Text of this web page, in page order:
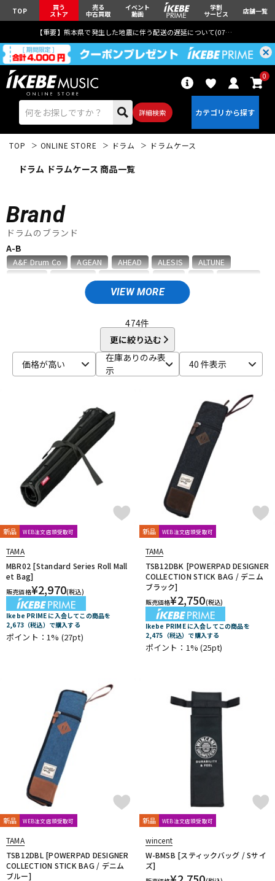
TOP 買う
ストア
売る
中古買取
イベント
動画
学割
サービス 店舗一覧
【重要】熊本県で発生した地震に伴う配送の遅延について(07月29日
詳細検索
0
エレキギター
ベース ウクレレ
パーカッション
アンプ エフェクター
DJ機器 DTM
DTM オンライン納品 レコーディング機器
配信/ライブ機器 楽器アクセサリ
中古 ヴィンテージ
TOP ONLINE STORE ドラム ドラムケース
ドラム ドラムケース 商品一覧
Brand
ドラムのブランド
VIEW MORE
A-B
A&F Drum Co AGEAN AHEAD ALESIS
ALTUNE
basiner BASS DRUM O's
Beato
BIG FAT SNARE DRUM
BONNEY DRUM JAPAN
Brush Fire
CANOPUS COO design Craig Lauritsen
Craviotto
CYMBAG
CYMPAD Daiking Corporation
DANMAR
DRUMMERS TOP TEAM Dunnett dw
ECO MUSIC Ellis Cymbal emjmod
Evetts Drum Company
Funch Cymbals
GATOR
Gibraltar GOSTRAY
GrooveTech Tools
Grover Pro Percussion GRUV-X
HUDSON MUSIC
Ikebe Original
Inami Custom Drums
Innovative Percussion
JOE MONTINERI
JOHNNY RABB DRUMSTICKS
Kentville Drums
KEPLINGER DRUMS Kick Block
Kikutani
kitano
KORG
L-N
LERNI LOS CABOS LP Ludwig MAPEX
Masterwork
MATT BETTIS
MAXTONE MEDELI MEINL MONO
NATAL
Negi Drums
OFFWORLD Percussion ONETONE
oruga
Overtone Labs
PACKEN Pad Corporation
PAiSTe
pdp by DW
Pearl PORK PIE
Pro Logix
Pro-mark
Protection Racket
puresound percussion
Regal Tip
Revolution Drum
riddim
RimRiser Ring-O
ROC-N-SOC
Rogers
ROHEMA R-TOM SABIAN
SAKAE DRUMS
SAKAE OSAKA HERITAGE
Schlagwerk Percussion
SJC Custom Drums
SlapKlatz
Slingerland SONOR SPINBAL
SPIZZICHINO
Super Light
474件
更に絞り込む
価格が高い
在庫ありのみ表
示
40 件表示
新品 WEB注文店頭受取可
TAMA
MBR02 [Standard Series Roll Mall
et Bag]
販売価格¥2,970(税込)
Ikebe PRIME に入会してこの商品を
2,673（税込）で購入する
ポイント：1% (27pt)
新品 WEB注文店頭受取可
TAMA
TSB12DBK [POWERPAD DESIGNER
COLLECTION STICK BAG / デニム
ブラック]
販売価格¥2,750(税込)
Ikebe PRIME に入会してこの商品を
2,475（税込）で購入する
ポイント：1%(25pt)
新品 WEB注文店頭受取可
TAMA
TSB12DBL [POWERPAD DESIGNER
COLLECTION STICK BAG / デニム
ブルー]
新品 WEB注文店頭受取可
wincent
W-BMSB [スティックバッグ / Sサイ
ズ]